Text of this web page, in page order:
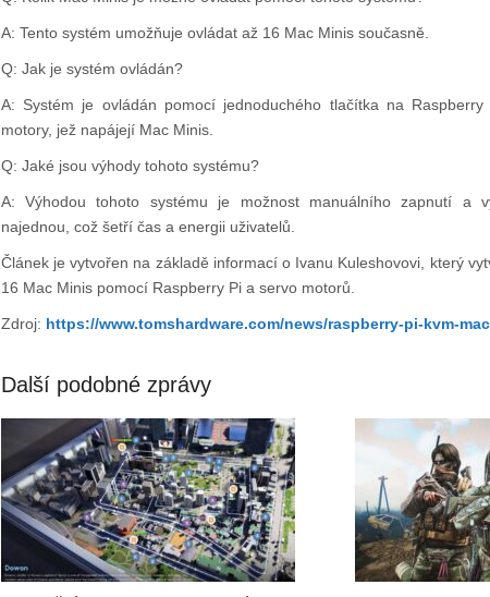
A: Tento systém umožňuje ovládat až 16 Mac Minis současně.
Q: Jak je systém ovládán?
A: Systém je ovládán pomocí jednoduchého tlačítka na
motory, jež napájejí Mac Minis.
Q: Jaké jsou výhody tohoto systému?
A: Výhodou tohoto systému je možnost manuálního zapnutí a
najednou, což šetří čas a energii uživatelů.
Článek je vytvořen na základě informací o Ivanu Kuleshovovi, který
16 Mac Minis pomocí Raspberry Pi a servo motorů.
Zdroj: https://www.tomshardware.com/news/raspberry-pi-kvm-
Další podobné zprávy